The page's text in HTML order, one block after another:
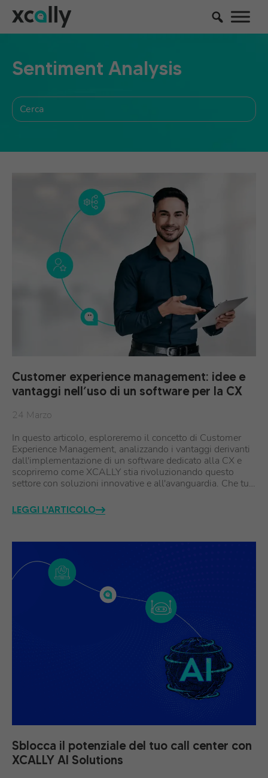
Sentiment Analysis
Customer experience management: idee e
vantaggi nell’uso di un software per la CX
24 Marzo
In questo articolo, esploreremo il concetto di Customer
Experience Management, analizzando i vantaggi derivanti
dall'implementazione di un software dedicato alla CX e
scopriremo come XCALLY stia rivoluzionando questo
settore con soluzioni innovative e all'avanguardia. Che tu…
LEGGI L'ARTICOLO
Sblocca il potenziale del tuo call center con
XCALLY AI Solutions